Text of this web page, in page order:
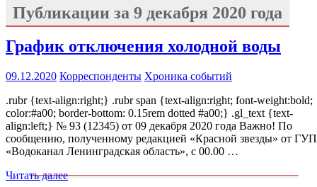
Публикации за 9 декабря 2020 года
График отключения холодной воды
09.12.2020 Корреспонденты Хроника событий
.rubr {text-align:right;} .rubr span {text-align:right; font-weight:bold;
color:#a00; border-bottom: 0.15rem dotted #a00;} .gl_text {text-
align:left;} № 93 (12345) от 09 декабря 2020 года Важно! По
сообщению, полученному редакцией «Красной звезды» от ГУП
«Водоканал Ленинградская область», с 00.00 …
Читать далее